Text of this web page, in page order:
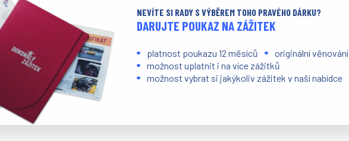
NEVÍTE SI RADY S VÝBĚREM TOHO PRAVÉHO DÁRKU?
DARUJTE POUKAZ NA ZÁŽITEK
platnost poukazu 12 měsíců
originální věnování
možnost uplatnit i na více zážitků
možnost vybrat si jakýkoliv zážitek v naší nabídce